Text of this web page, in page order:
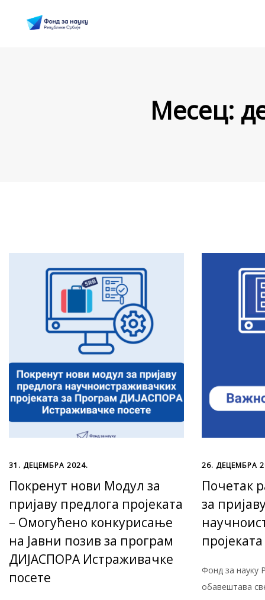
Месец:
31. ДЕЦЕМБРА 2024.
Покренут нови Модул за
пријаву предлога пројеката
– Омогућено конкурисање
на Јавни позив за програм
ДИЈАСПОРА Истраживачке
посете
26. ДЕЦЕМБРА
Почетак
за
Фонд за науку
обавештава